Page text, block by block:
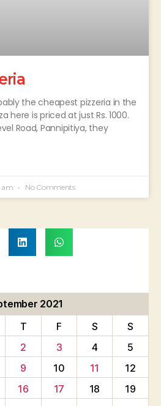
the cheapest pizzeria in the
here is priced at just Rs. 1000.
Road, Pannipitiya, they
am No Comments
2021
T F S
S
2 3 4
5
9 10 11
12
16 17 18
19